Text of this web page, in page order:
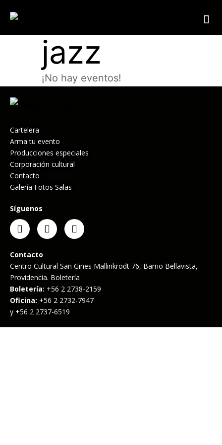
jazz
¡No hay eventos!
Cartelera
Arma tu evento
Producciones especiales
Corporación cultural
Contacto
Galería Fotos Salas
Síguenos
Contacto
Centro Cultural San Gines Mallinkrodt 76, Barrio Bellavista,
Providencia. Boletería
Boletería: +56 2 2738-2159
Oficina: +56 2 2732-7947
y +56 2 2737-6519